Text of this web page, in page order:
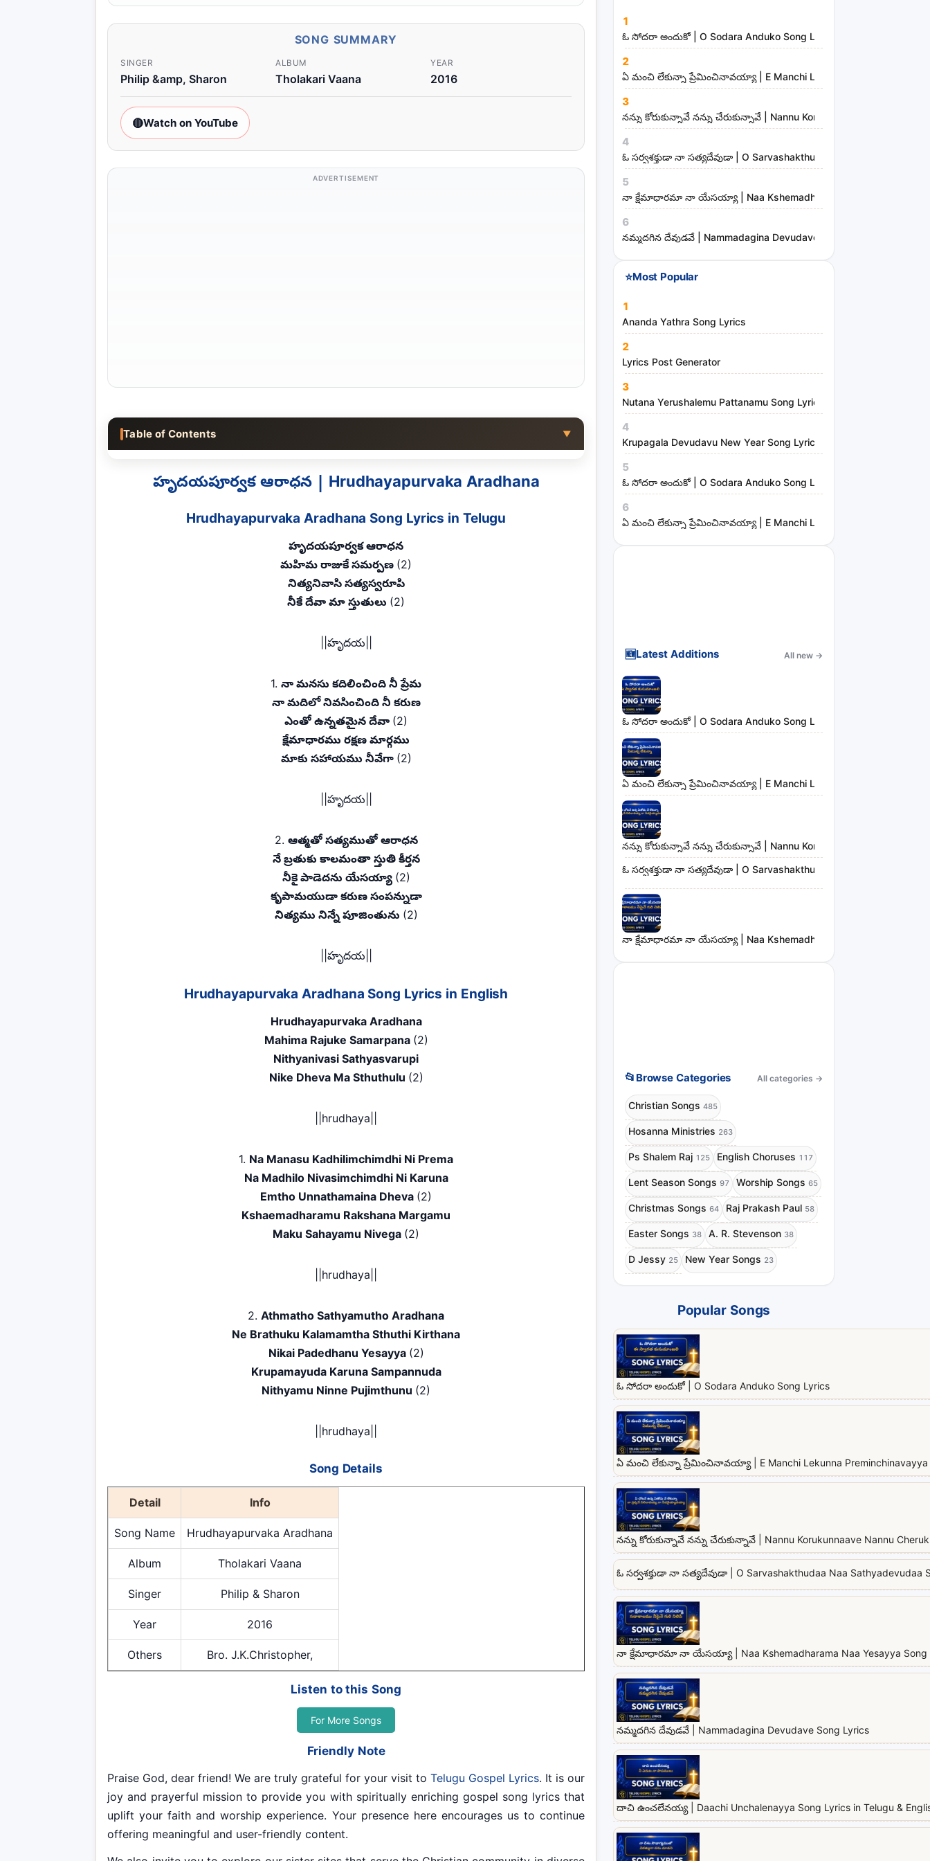
SONG SUMMARY
SINGER
Philip &amp, Sharon
ALBUM
Tholakari Vaana
YEAR
2016
🔴Watch on YouTube
ADVERTISEMENT
Table of Contents ▼
హృదయపూర్వక ఆరాధన | Hrudhayapurvaka Aradhana
Hrudhayapurvaka Aradhana Song Lyrics in Telugu
హృదయపూర్వక ఆరాధన
మహిమ రాజుకే సమర్పణ (2)
నిత్యనివాసి సత్యస్వరూపి
నీకే దేవా మా స్తుతులు (2)
||హృదయ||
1. నా మనసు కదిలించింది నీ ప్రేమ
నా మదిలో నివసించింది నీ కరుణ
ఎంతో ఉన్నతమైన దేవా (2)
క్షేమాధారము రక్షణ మార్గము
మాకు సహాయము నీవేగా (2)
||హృదయ||
2. ఆత్మతో సత్యముతో ఆరాధన
నే బ్రతుకు కాలమంతా స్తుతి కీర్తన
నీకై పాడెదను యేసయ్యా (2)
కృపామయుడా కరుణ సంపన్నుడా
నిత్యము నిన్నే పూజింతును (2)
||హృదయ||
Hrudhayapurvaka Aradhana Song Lyrics in English
Hrudhayapurvaka Aradhana
Mahima Rajuke Samarpana (2)
Nithyanivasi Sathyasvarupi
Nike Dheva Ma Sthuthulu (2)
||hrudhaya||
1. Na Manasu Kadhilimchimdhi Ni Prema
Na Madhilo Nivasimchimdhi Ni Karuna
Emtho Unnathamaina Dheva (2)
Kshaemadharamu Rakshana Margamu
Maku Sahayamu Nivega (2)
||hrudhaya||
2. Athmatho Sathyamutho Aradhana
Ne Brathuku Kalamamtha Sthuthi Kirthana
Nikai Padedhanu Yesayya (2)
Krupamayuda Karuna Sampannuda
Nithyamu Ninne Pujimthunu (2)
||hrudhaya||
Song Details
Detail Info
Song Name Hrudhayapurvaka Aradhana
Album Tholakari Vaana
Singer Philip & Sharon
Year 2016
Others Bro. J.K.Christopher,
Listen to this Song
For More Songs
Friendly Note
Praise God, dear friend! We are truly grateful for your visit to Telugu Gospel Lyrics. It is our
joy and prayerful mission to provide you with spiritually enriching gospel song lyrics that
uplift your faith and worship experience. Your presence here encourages us to continue
offering meaningful and user-friendly content.
n
d
m
i
n
i
s
t
e
s
1
ఓ సోదరా అందుకో | O Sodara Anduko Song Lyrics
2
ఏ మంచి లేకున్నా ప్రేమించినావయ్యా | E Manchi Lekunna
3
నన్ను కోరుకున్నావే నన్ను చేరుకున్నావే | Nannu Korukunnaave Nannu
4
ఓ సర్వశక్తుడా నా సత్యదేవుడా | O Sarvashakthudaa Naa Sathyadevudaa
5
నా క్షేమాధారమా నా యేసయ్యా | Naa Kshemadharama Naa Yesayya
6
నమ్మదగిన దేవుడవే | Nammadagina Devudave Song Lyrics
⭐Most Popular
1
Ananda Yathra Song Lyrics
2
Lyrics Post Generator
3
Nutana Yerushalemu Pattanamu Song Lyrics | Hosanna Ministries
4
Krupagala Devudavu New Year Song Lyrics
5
ఓ సోదరా అందుకో | O Sodara Anduko Song Lyrics
6
ఏ మంచి లేకున్నా ప్రేమించినావయ్యా | E Manchi Lekunna
🆕Latest Additions All new →
ఓ సోదరా అందుకో | O Sodara Anduko Song Lyrics
ఏ మంచి లేకున్నా ప్రేమించినావయ్యా | E Manchi Lekunna
నన్ను కోరుకున్నావే నన్ను చేరుకున్నావే | Nannu Korukunnaave Nannu
ఓ సర్వశక్తుడా నా సత్యదేవుడా | O Sarvashakthudaa Naa Sathyadevudaa
నా క్షేమాధారమా నా యేసయ్యా | Naa Kshemadharama Naa Yesayya
📂 Browse Categories All categories →
Christian Songs 485
Hosanna Ministries 263
Ps Shalem Raj 125 English Choruses 117
Lent Season Songs 97 Worship Songs 65
Christmas Songs 64 Raj Prakash Paul 58
Easter Songs 38 A. R. Stevenson 38
D Jessy 25 New Year Songs 23
Popular Songs
ఓ సోదరా అందుకో | O Sodara Anduko Song Lyrics
ఏ మంచి లేకున్నా ప్రేమించినావయ్యా | E Manchi Lekunna Preminchinavayya
నన్ను కోరుకున్నావే నన్ను చేరుకున్నావే | Nannu Korukunnaave Nannu
ఓ సర్వశక్తుడా నా సత్యదేవుడా | O Sarvashakthudaa Naa Sathyadevudaa
నా క్షేమాధారమా నా యేసయ్యా | Naa Kshemadharama Naa Yesayya Song
నమ్మదగిన దేవుడవే | Nammadagina Devudave Song Lyrics
దాచి ఉంచలేనయ్య | Daachi Unchalenayya Song Lyrics in Telugu &